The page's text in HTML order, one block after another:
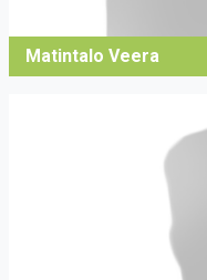
Matintalo Veera